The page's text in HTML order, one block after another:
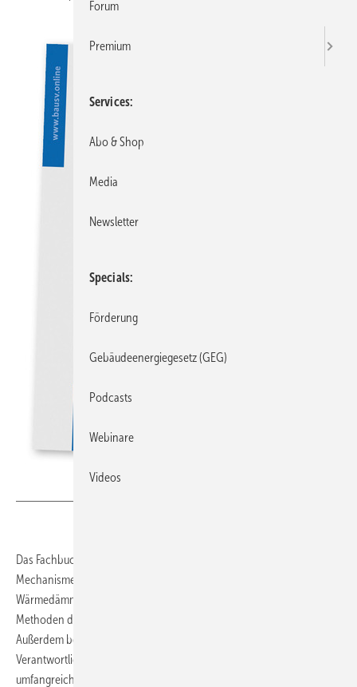
Das Fachbuch
Mechanismen von Schimmelpilzbefall, zeigt die Zusammenhänge von
Wärmedämmung, Luftdichtheit und Nutzerverhalten und stellt
Methoden der Analyse und praxisgerechte Sanierungsabläufe vor.
Außerdem beleuchtet es rechtliche Rahmenbedingungen,
Verantwortlichkeiten und Handlungsbedarfe und enthält eine
umfangreiche Sammlung relevanter Gerichtsurteile. Damit bietet es
Forum
Premium
Services
Abo & Shop
Media
Newsletter
Specials
Förderung
Gebäudeenergiegesetz (GEG)
Podcasts
Webinare
Videos